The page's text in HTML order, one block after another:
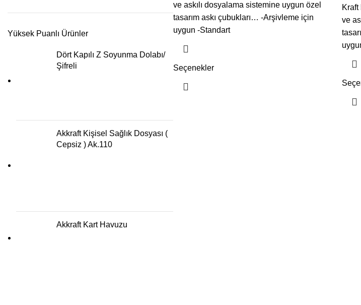
Yüksek Puanlı Ürünler
Dört Kapılı Z Soyunma Dolabı/
Şifreli
Akkraft Kişisel Sağlık Dosyası (
Cepsiz ) Ak.110
Akkraft Kart Havuzu
ve askılı dosyalama sistemine uygun özel
tasarım askı çubukları… -Arşivleme için
uygun -Standart
Seçenekler
Kraft
ve